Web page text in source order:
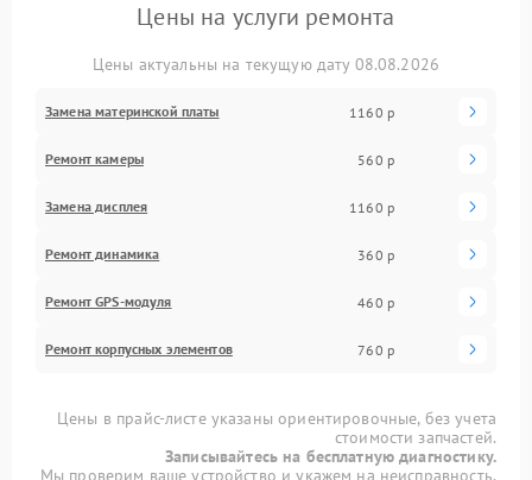
Цены на услуги ремонта
Цены актуальны на текущую дату 08.08.2026
Замена материнской платы 1160 р
Ремонт камеры 560 р
Замена дисплея 1160 р
Ремонт динамика 360 р
Ремонт GPS-модуля 460 р
Ремонт корпусных элементов 760 р
Цены в прайс-листе указаны ориентировочные, без учета
стоимости запчастей.
Записывайтесь на бесплатную диагностику.
Мы проверим ваше устройство и укажем на неисправность.